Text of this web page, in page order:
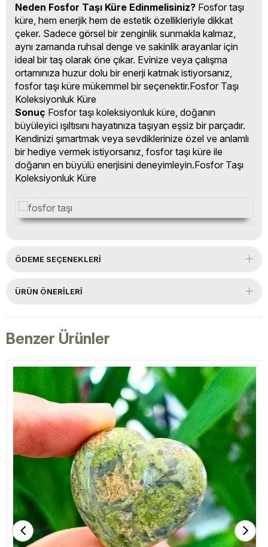
Neden Fosfor Taşı Küre Edinmelisiniz? Fosfor taşı
küre, hem enerjik hem de estetik özellikleriyle dikkat
çeker. Sadece görsel bir zenginlik sunmakla kalmaz,
aynı zamanda ruhsal denge ve sakinlik arayanlar için
ideal bir taş olarak öne çıkar. Evinize veya çalışma
ortamınıza huzur dolu bir enerji katmak istiyorsanız,
fosfor taşı küre mükemmel bir seçenektir.Fosfor Taşı
Koleksiyonluk Küre
Sonuç Fosfor taşı koleksiyonluk küre, doğanın
büyüleyici ışıltısını hayatınıza taşıyan eşsiz bir parçadır.
Kendinizi şımartmak veya sevdiklerinize özel ve anlamlı
bir hediye vermek istiyorsanız, fosfor taşı küre ile
doğanın en büyülü enerjisini deneyimleyin.Fosfor Taşı
Koleksiyonluk Küre
ÖDEME SEÇENEKLERI
ÜRÜN ÖNERILERI
Benzer Ürünler